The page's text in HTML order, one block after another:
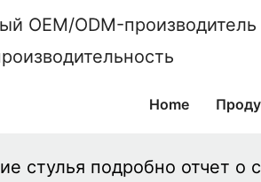
OEM/ODM-
Home
стулья подробно отчет о